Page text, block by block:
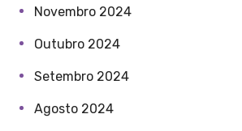
Novembro 2024
Outubro 2024
Setembro 2024
Agosto 2024